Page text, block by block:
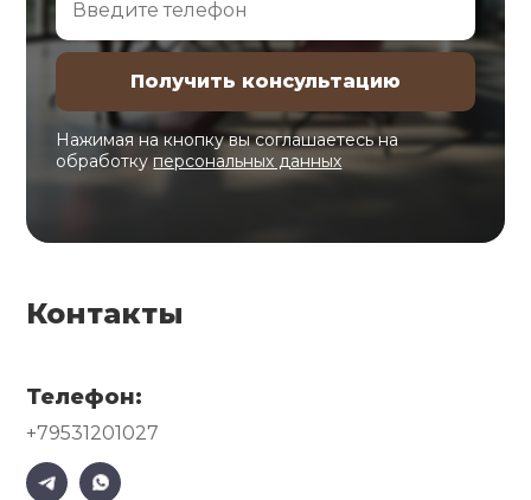
Нажимая на кнопку вы соглашаетесь на
обработкуперсональных данных
Контакты
Телефон:
+79531201027